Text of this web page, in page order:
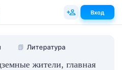
📗 Литература
жители, главная
Вход